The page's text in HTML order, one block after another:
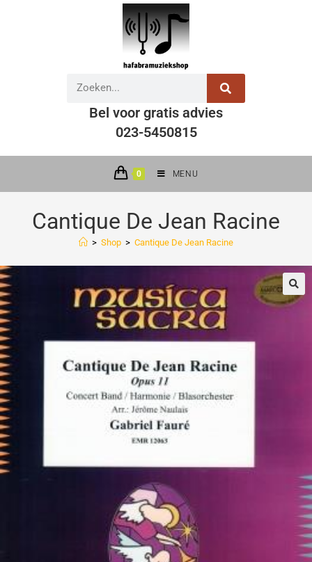
Bel voor gratis advies
023-5450815
0 MENU
Cantique De Jean Racine
> Shop > Cantique De Jean Racine
🔍